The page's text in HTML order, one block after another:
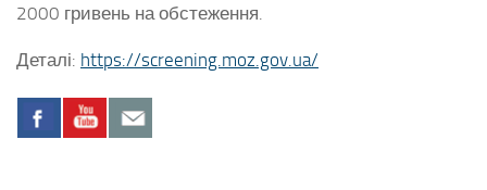
2000 гривень на обстеження.
Деталі: https://screening.moz.gov.ua/